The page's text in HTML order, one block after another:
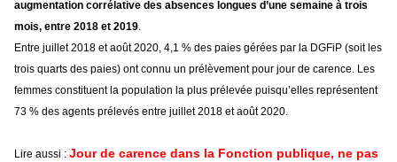
augmentation corrélative des absences longues d’une semaine à trois
mois, entre 2018 et 2019.
Entre juillet 2018 et août 2020, 4,1 % des paies gérées par la DGFiP (soit les
trois quarts des paies) ont connu un prélèvement pour jour de carence. Les
femmes constituent la population la plus prélevée puisqu’elles représentent
73 % des agents prélevés entre juillet 2018 et août 2020.
Lire aussi : Jour de carence dans la Fonction publique, ne pas